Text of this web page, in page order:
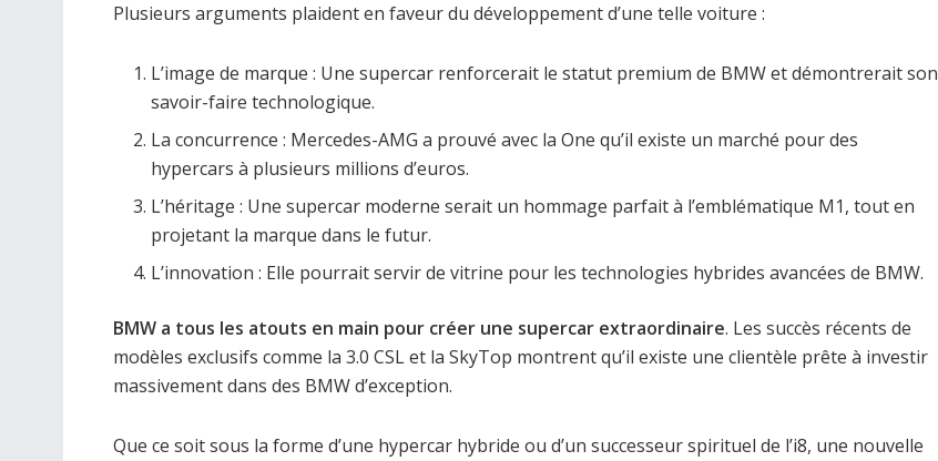
Plusieurs arguments plaident en faveur du développement d’une telle voiture :
L’image de marque : Une supercar renforcerait le statut premium de BMW et démontrerait son
savoir-faire technologique.
La concurrence : Mercedes-AMG a prouvé avec la One qu’il existe un marché pour des
hypercars à plusieurs millions d’euros.
L’héritage : Une supercar moderne serait un hommage parfait à l’emblématique M1, tout en
projetant la marque dans le futur.
L’innovation : Elle pourrait servir de vitrine pour les technologies hybrides avancées de BMW.
BMW a tous les atouts en main pour créer une supercar extraordinaire. Les succès récents de
modèles exclusifs comme la 3.0 CSL et la SkyTop montrent qu’il existe une clientèle prête à investir
massivement dans des BMW d’exception.
Que ce soit sous la forme d’une hypercar hybride ou d’un successeur spirituel de l’i8, une nouvelle